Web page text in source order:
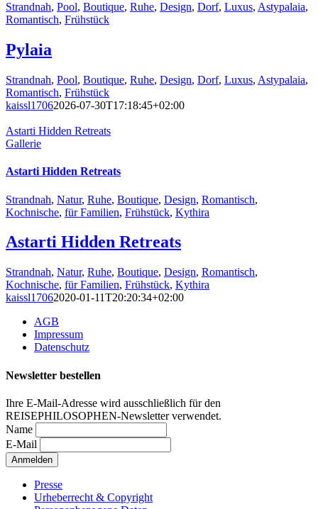
Strandnah, Pool, Boutique, Ruhe, Design, Dorf, Luxus, Astypalaia,
Romantisch, Frühstück
Pylaia
Strandnah, Pool, Boutique, Ruhe, Design, Dorf, Luxus, Astypalaia,
Romantisch, Frühstück
kaissl17062026-07-30T17:18:45+02:00
Astarti Hidden Retreats
Gallerie
Astarti Hidden Retreats
Strandnah, Natur, Ruhe, Boutique, Design, Romantisch,
Kochnische, für Familien, Frühstück, Kythira
Astarti Hidden Retreats
Strandnah, Natur, Ruhe, Boutique, Design, Romantisch,
Kochnische, für Familien, Frühstück, Kythira
kaissl17062020-01-11T20:20:34+02:00
AGB
Impressum
Datenschutz
Newsletter bestellen
Ihre E-Mail-Adresse wird ausschließlich für den
REISEPHILOSOPHEN-Newsletter verwendet.
Name
E-Mail
Presse
Urheberrecht & Copyright